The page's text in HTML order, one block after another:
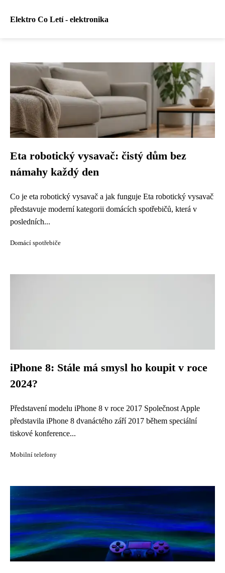
Elektro Co Letí - elektronika
Eta robotický vysavač: čistý dům bez
námahy každý den
Co je eta robotický vysavač a jak funguje Eta robotický vysavač
představuje moderní kategorii domácích spotřebičů, která v
posledních...
Domácí spotřebiče
iPhone 8: Stále má smysl ho koupit v roce
2024?
Představení modelu iPhone 8 v roce 2017 Společnost Apple
představila iPhone 8 dvanáctého září 2017 během speciální
tiskové konference...
Mobilní telefony